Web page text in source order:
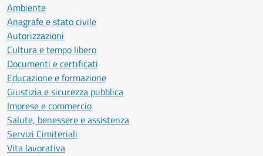
Ambiente
Anagrafe e stato civile
Autorizzazioni
Cultura e tempo libero
Documenti e certificati
Educazione e formazione
Giustizia e sicurezza pubblica
Imprese e commercio
Salute, benessere e assistenza
Servizi Cimiteriali
Vita lavorativa